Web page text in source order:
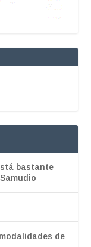
bastante
de